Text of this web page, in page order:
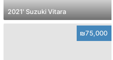
2021' Suzuki Vitara
₪75,000